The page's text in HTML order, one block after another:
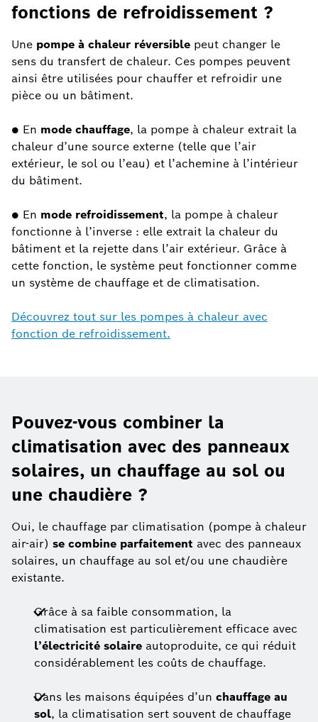
fonctions de refroidissement ?
Une pompe à chaleur réversible peut changer le
sens du transfert de chaleur. Ces pompes peuvent
ainsi être utilisées pour chauffer et refroidir une
pièce ou un bâtiment.
● En mode chauffage, la pompe à chaleur extrait la
chaleur d’une source externe (telle que l’air
extérieur, le sol ou l’eau) et l’achemine à l’intérieur
du bâtiment.
● En mode refroidissement, la pompe à chaleur
fonctionne à l’inverse : elle extrait la chaleur du
bâtiment et la rejette dans l’air extérieur. Grâce à
cette fonction, le système peut fonctionner comme
un système de chauffage et de climatisation.
Découvrez tout sur les pompes à chaleur avec
fonction de refroidissement.
Pouvez-vous combiner la
climatisation avec des panneaux
solaires, un chauffage au sol ou
une chaudière ?
Oui, le chauffage par climatisation (pompe à chaleur
air-air) se combine parfaitement avec des panneaux
solaires, un chauffage au sol et/ou une chaudière
existante.
Grâce à sa faible consommation, la
climatisation est particulièrement efficace avec
l’électricité solaire autoproduite, ce qui réduit
considérablement les coûts de chauffage.
Dans les maisons équipées d’un chauffage au
sol, la climatisation sert souvent de chauffage